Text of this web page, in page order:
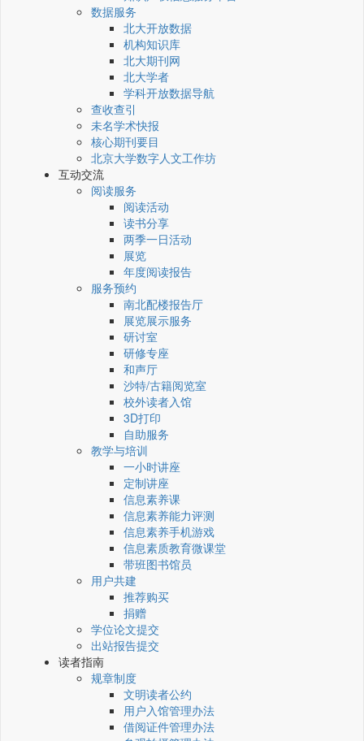
数据服务
北大开放数据
机构知识库
北大期刊网
北大学者
学科开放数据导航
查收查引
未名学术快报
核心期刊要目
北京大学数字人文工作坊
互动交流
阅读服务
阅读活动
读书分享
两季一日活动
展览
年度阅读报告
服务预约
南北配楼报告厅
展览展示服务
研讨室
研修专座
和声厅
沙特/古籍阅览室
校外读者入馆
3D打印
自助服务
教学与培训
一小时讲座
定制讲座
信息素养课
信息素养能力评测
信息素养手机游戏
信息素质教育微课堂
带班图书馆员
用户共建
推荐购买
捐赠
学位论文提交
出站报告提交
读者指南
规章制度
文明读者公约
用户入馆管理办法
借阅证件管理办法